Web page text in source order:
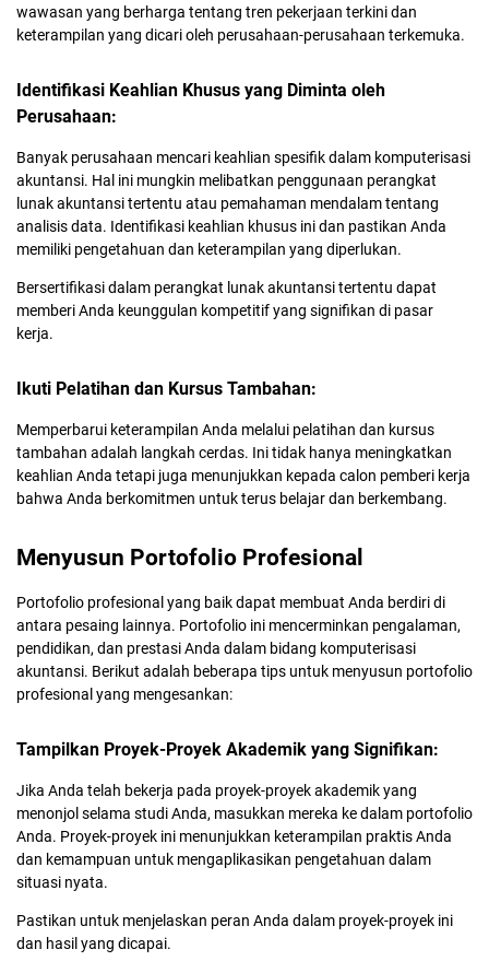
wawasan yang berharga tentang tren pekerjaan terkini dan
keterampilan yang dicari oleh perusahaan-perusahaan terkemuka.
Identifikasi Keahlian Khusus yang Diminta oleh
Perusahaan:
Banyak perusahaan mencari keahlian spesifik dalam komputerisasi
akuntansi. Hal ini mungkin melibatkan penggunaan perangkat
lunak akuntansi tertentu atau pemahaman mendalam tentang
analisis data. Identifikasi keahlian khusus ini dan pastikan Anda
memiliki pengetahuan dan keterampilan yang diperlukan.
Bersertifikasi dalam perangkat lunak akuntansi tertentu dapat
memberi Anda keunggulan kompetitif yang signifikan di pasar
kerja.
Ikuti Pelatihan dan Kursus Tambahan:
Memperbarui keterampilan Anda melalui pelatihan dan kursus
tambahan adalah langkah cerdas. Ini tidak hanya meningkatkan
keahlian Anda tetapi juga menunjukkan kepada calon pemberi kerja
bahwa Anda berkomitmen untuk terus belajar dan berkembang.
Menyusun Portofolio Profesional
Portofolio profesional yang baik dapat membuat Anda berdiri di
antara pesaing lainnya. Portofolio ini mencerminkan pengalaman,
pendidikan, dan prestasi Anda dalam bidang komputerisasi
akuntansi. Berikut adalah beberapa tips untuk menyusun portofolio
profesional yang mengesankan:
Tampilkan Proyek-Proyek Akademik yang Signifikan:
Jika Anda telah bekerja pada proyek-proyek akademik yang
menonjol selama studi Anda, masukkan mereka ke dalam portofolio
Anda. Proyek-proyek ini menunjukkan keterampilan praktis Anda
dan kemampuan untuk mengaplikasikan pengetahuan dalam
situasi nyata.
Pastikan untuk menjelaskan peran Anda dalam proyek-proyek ini
dan hasil yang dicapai.